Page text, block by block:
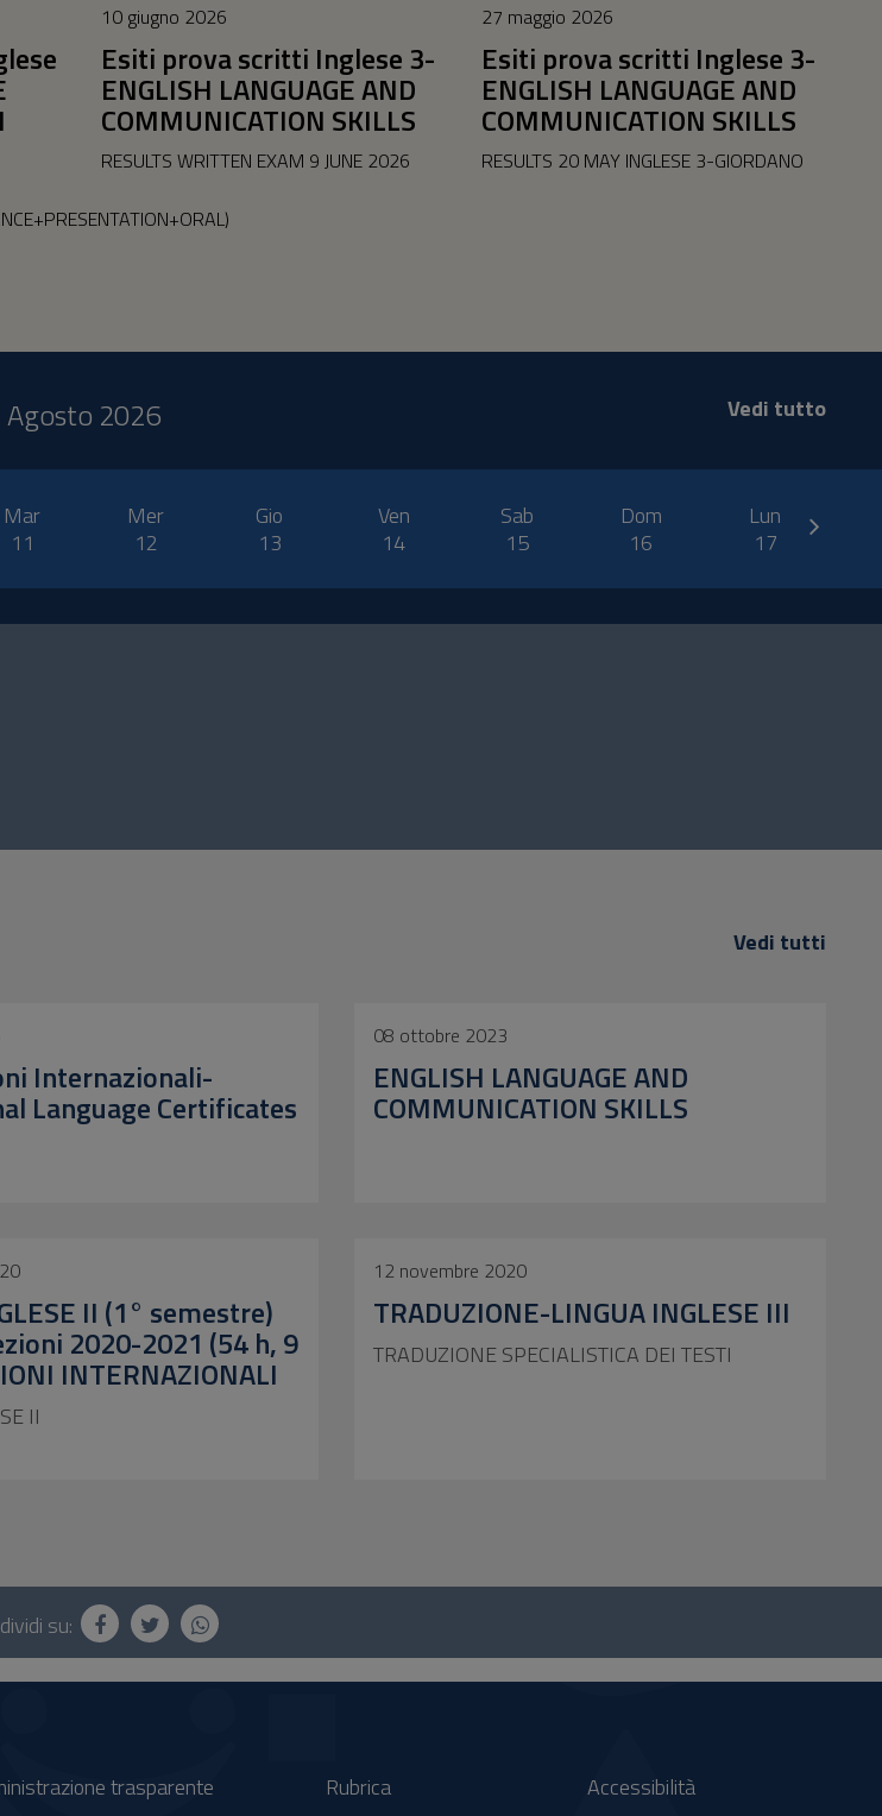
10 giugno 2026
Esiti prova scritti Inglese 3-
ENGLISH LANGUAGE AND
COMMUNICATION SKILLS
RESULTS WRITTEN EXAM 9 JUNE 2026
27 maggio 2026
Esiti prova scritti Inglese 3-
ENGLISH LANGUAGE AND
COMMUNICATION SKILLS
RESULTS 20 MAY INGLESE 3-GIORDANO
Agosto 2026 Vedi tutto
Mar
11
Mer
12
Gio
13
Ven
14
Sab
15
Dom
16
Lun
17
Vedi tutti
Internazionali-
Language Certificates
08 ottobre 2023
ENGLISH LANGUAGE AND
COMMUNICATION SKILLS
II (1° semestre)
2020-2021 (54 h, 9
INTERNAZIONALI
II
12 novembre 2020
TRADUZIONE-LINGUA INGLESE III
TRADUZIONE SPECIALISTICA DEI TESTI
su:
trasparente
Rubrica
Accessibilità